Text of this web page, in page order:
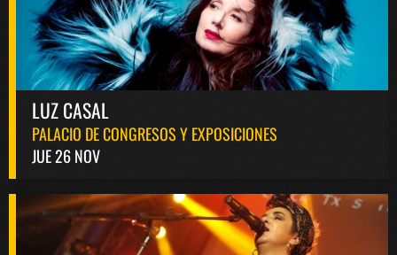
LUZ CASAL
PALACIO DE CONGRESOS Y EXPOSICIONES
JUE 26 NOV